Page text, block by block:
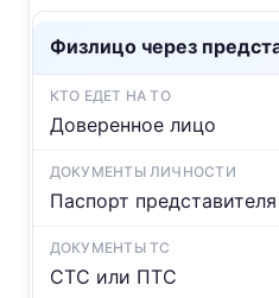
Физлицо через
Доверенное лицо
Паспорт представителя
СТС или ПТС